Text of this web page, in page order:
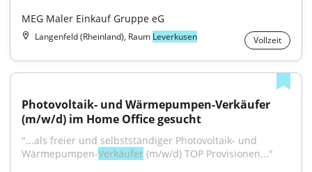
MEG Maler Einkauf Gruppe eG
Langenfeld (Rheinland), Raum Leverkusen Vollzeit
Photovoltaik- und Wärmepumpen-Verkäufer
(m/w/d) im Home Office gesucht
"...als freier und selbstständiger Photovoltaik- und
Wärmepumpen-Verkäufer (m/w/d) TOP Provisionen..."